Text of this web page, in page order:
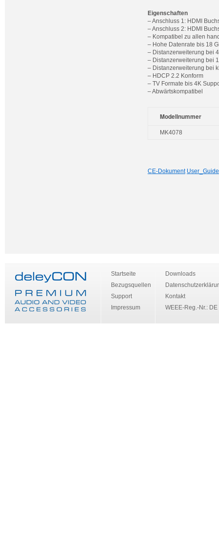
Eigenschaften
– Anschluss 1: HDMI
– Anschluss 2: HDMI
– Kompatibel zu allen
– Hohe Datenrate bis 18
– Distanzerweiterung bei
– Distanzerweiterung bei
– Distanzerweiterung bei
– HDCP 2.2 Konform
– TV Formate bis 4K
– Abwärtskompatibel
Modellnummer
MK4078
CE-Dokument User_Guide
Startseite
Bezugsquellen
Support
Impressum
Downloads
Kontakt
WEEE-Reg.-Nr.: